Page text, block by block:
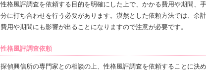
性格風評調査を依頼する目的を明確にした上で、かかる費用や期間、
分に打ち合わせを行う必要があります。漠然とした依頼方法では、余
費用や期間にも影響が出ることになりますので注意が必要です。
性格風評調査依頼
探偵興信所の専門家との相談の上、性格風評調査を依頼することに決